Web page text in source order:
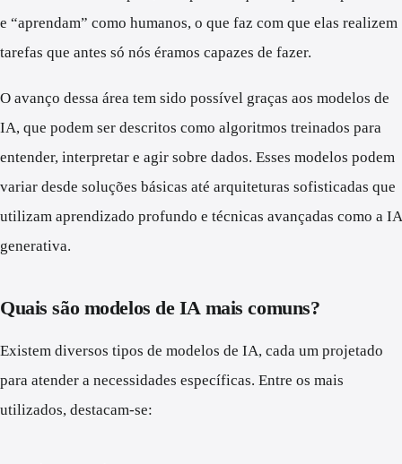
e “aprendam” como humanos, o que faz com que elas realizem
tarefas que antes só nós éramos capazes de fazer.
O avanço dessa área tem sido possível graças aos modelos de
IA, que podem ser descritos como algoritmos treinados para
entender, interpretar e agir sobre dados. Esses modelos podem
variar desde soluções básicas até arquiteturas sofisticadas que
utilizam aprendizado profundo e técnicas avançadas como a IA
generativa.
Quais são modelos de IA mais comuns?
Existem diversos tipos de modelos de IA, cada um projetado
para atender a necessidades específicas. Entre os mais
utilizados, destacam-se: